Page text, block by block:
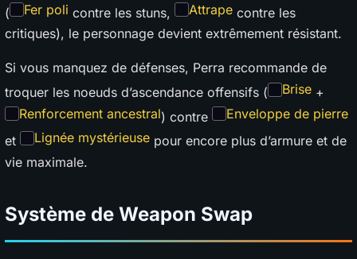
(
Fer poli contre les stuns, Attrape contre les
critiques), le personnage devient extrêmement résistant.
Si vous manquez de défenses, Perra recommande de
troquer les noeuds d’ascendance offensifs (
Brise +
Renforcement ancestral) contre
Enveloppe de pierre
et
Lignée mystérieuse pour encore plus d’armure et de
vie maximale.
Système de Weapon Swap